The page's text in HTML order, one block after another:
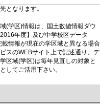
となります。
(学区)情報は、国土数値情報ダウ
年度】及び中学校区データ
情報が現在の学区域と異なる場合
スのWEBサイト上で記述通り、デ
区域(学区)は毎年見直しの対象と
してご活用下さい。